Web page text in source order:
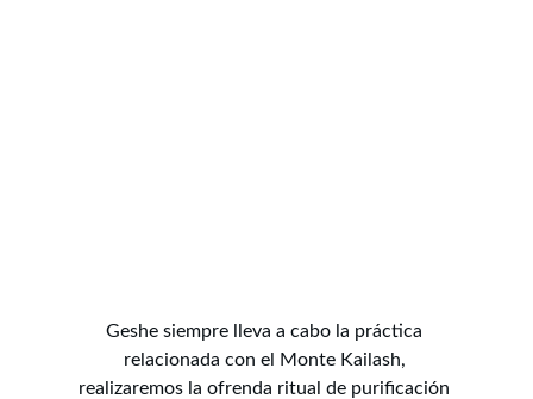
Geshe siempre lleva a cabo la práctica
relacionada con el Monte Kailash,
realizaremos la ofrenda ritual de purificación